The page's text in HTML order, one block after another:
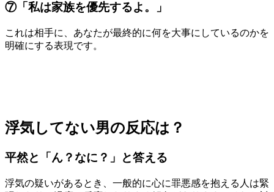
⑦「私は家族を優先するよ。」
これは相手に、あなたが最終的に何を大事にしているのかを
明確にする表現です。
浮気してない男の反応は？
平然と「ん？なに？」と答える
浮気の疑いがあるとき、一般的に心に罪悪感を抱える人は緊